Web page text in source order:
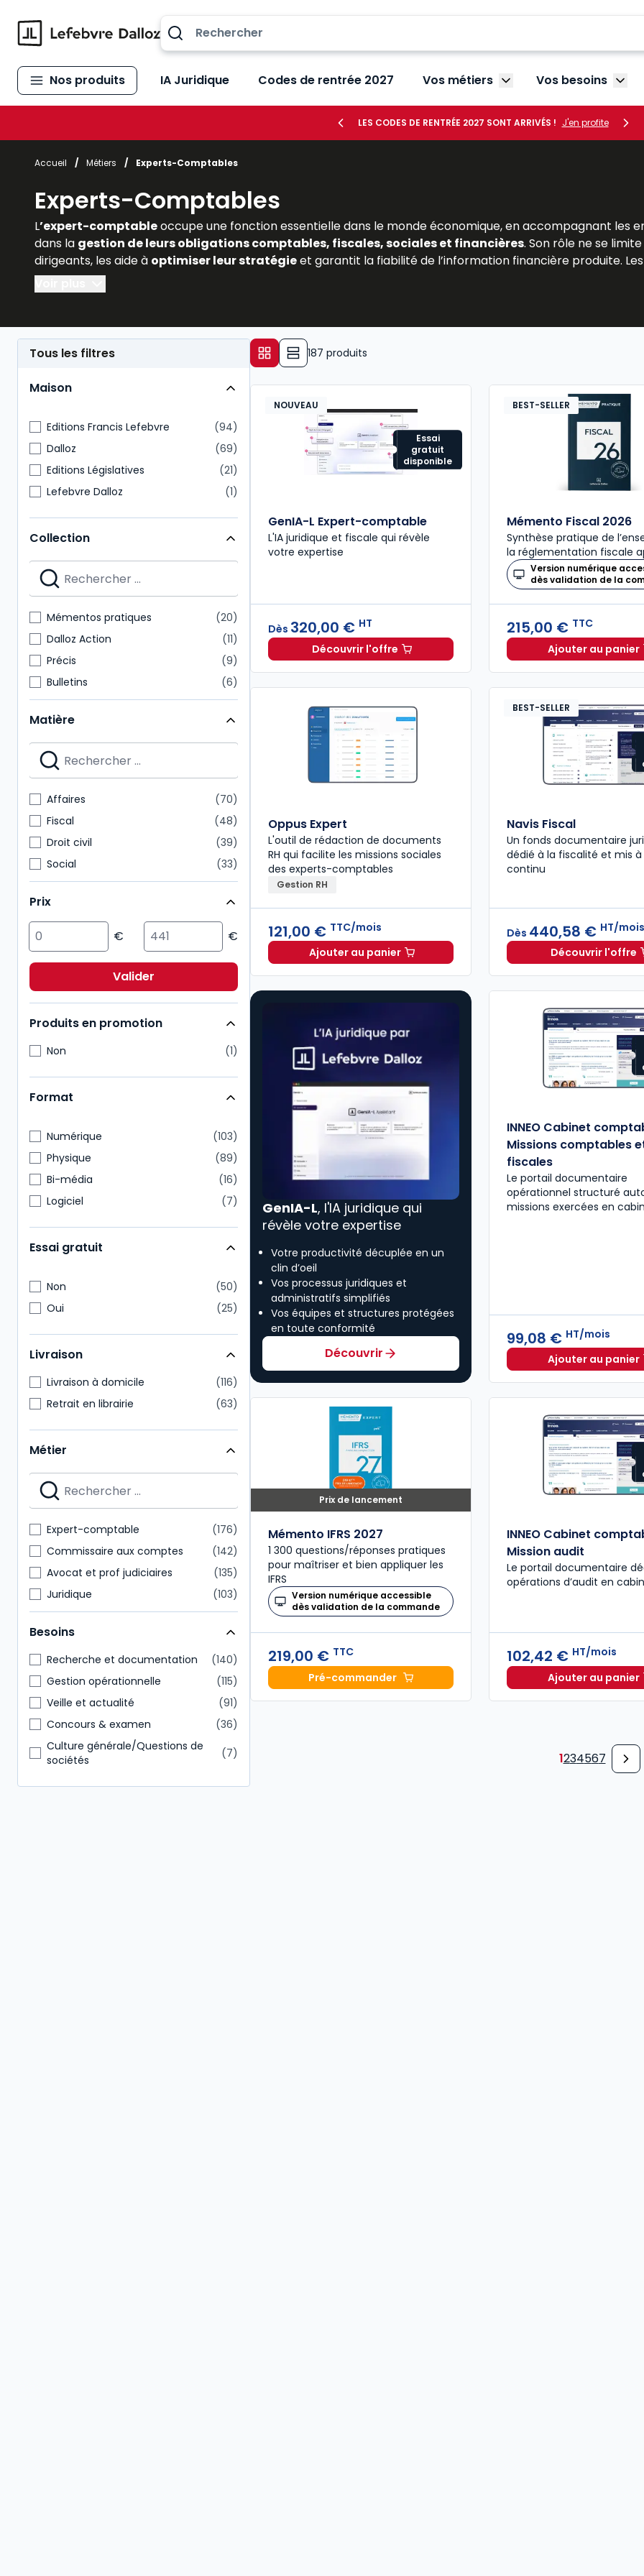
Nos produits IA Juridique Codes de rentrée 2027 Vos métiers Afficher le sous-menu
Vos besoins
LES CODES DE RENTRÉE 2027 SONT ARRIVÉS ! J'en profite
Accueil / Métiers / Experts-Comptables
Experts-Comptables
L’expert-comptableoccupe une fonction essentielle dans le monde économique, en accompagnant les
dans la gestion de leurs obligations comptables, fiscales, sociales et financières. Son rôle ne se
dirigeants, les aide à optimiser leur stratégieet garantit la fiabilité de l’information financière produite.
comprendre l’importance de cette profession réglementée, dont l’exercice est encadré par l’
Dallozoffrent une
Tous les filtres
Maison
Editions Francis Lefebvre
94
Dalloz
69
Editions Législatives
21
Lefebvre Dalloz
1
Collection
Mémentos pratiques
20
Dalloz Action
11
Précis
9
Bulletins
6
Thèmes et commentaires
6
Dossiers pratiques
5
Revues d'actualité
5
Autres brochés
Matière
Affaires
70
Fiscal
48
Droit civil
39
Social
33
Droit comptable
27
Droit public
21
16
Patrimoine
Multimatières
11
Prix
Valider
Produits en promotion
Non 1
Format
Numérique
103
Physique
89
Bi-média
16
Logiciel
7
Essai gratuit
Non
50
Oui
25
Livraison
Livraison à domicile
116
Retrait en librairie
63
Métier
Expert-comptable
176
Commissaire aux comptes
142
Avocat et prof judiciaires
135
Juridique
103
Administratif et financier
86
Direction générale
77
Notaire
65
Enseignants
55
Étudiants
55
Conseiller en gestion patrimoine
36
Besoins
Recherche et documentation
140
Gestion opérationnelle
115
Veille et actualité
91
Concours & examen
36
Culture générale/Questions de
sociétés
7
187 produits
Essai
gratuit
disponible
NOUVEAU
GenIA-L Expert-comptable
L'IA juridique et fiscale qui révèle
votre expertise
Dès 320,00 € HT
Découvrir l'offreGenIA-L Expert-comptable à partir deDès 320,00 €
BEST-SELLER
Mémento Fiscal 2026
Synthèse pratique de
la réglementation fiscale
Version numérique
dès validation de la
215,00 € TTC
Ajouter au panier
Oppus Expert
L'outil de rédaction de documents
RH qui facilite les missions sociales
des experts-comptables
Gestion RH
121,00 € TTC/mois
Ajouter au panierOppus Expert à 121,00 € TTC/mois
BEST-SELLER
Navis Fiscal
Un fonds documentaire
dédié à la fiscalité et mis à
continu
Dès 440,58 € HT/mois
Découvrir l'offre
Navis
GenIA-L, l'IA juridique qui
révèle votre expertise
Votre productivité décuplée en un
clin d’oeil
Vos processus juridiques et
administratifs simplifiés
Vos équipes et structures protégées
en toute conformité
Découvrir
INNEO Cabinet
Missions comptables
fiscales
Le portail documentaire
opérationnel structuré
missions exercées en
99,08 € HT/mois
Ajouter au panier
INNEO
Prix de lancement
Mémento IFRS 2027
1 300 questions/réponses pratiques
pour maîtriser et bien appliquer les
IFRS
Version numérique accessible
dès validation de la commande
219,00 € TTC
Pré-commanderMémento IFRS 2027 à 219,00 € TTC
INNEO Cabinet
Mission audit
Le portail documentaire
opérations d’audit en
102,42 € HT/mois
Ajouter au panier
INNEO
1234567